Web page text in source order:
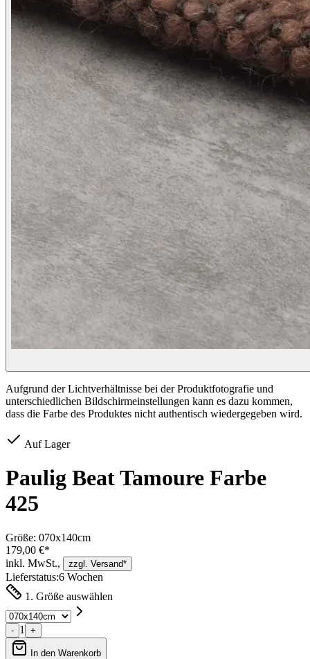
Aufgrund der Lichtverhältnisse bei der Produktfotografie und
unterschiedlichen Bildschirmeinstellungen kann es dazu kommen,
dass die Farbe des Produktes nicht authentisch wiedergegeben wird.
Auf Lager
Paulig Beat Tamoure Farbe
425
Größe: 070x140cm
179,00 €*
inkl. MwSt.,
zzgl. Versand*
Lieferstatus:6 Wochen
1. Größe auswählen
- 1 +
In den Warenkorb